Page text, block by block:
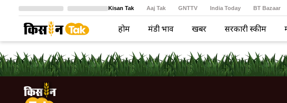
Kisan Tak Aaj Tak GNTTV India Today BT Bazaar
Crime Tak Astro Tak
होम मंडी भाव खबरें सरकारी स्कीम